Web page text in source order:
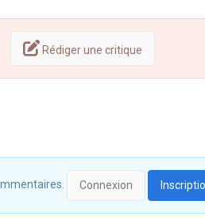
Rédiger une critique
Connexion